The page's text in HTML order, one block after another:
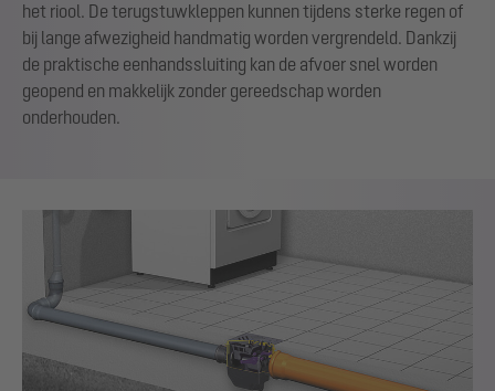
het riool. De terugstuwkleppen kunnen tijdens sterke regen of
bij lange afwezigheid handmatig worden vergrendeld. Dankzij
de praktische eenhandssluiting kan de afvoer snel worden
geopend en makkelijk zonder gereedschap worden
onderhouden.